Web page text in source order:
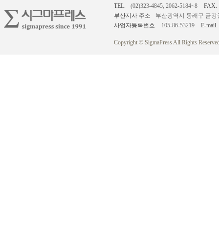
TEL.
(02)323-4845, 2062-5184~8
FAX.
부산지사 주소
부산광역시 동래구 금강
사업자등록번호
105-86-53219 E-mail.
Copyright © SigmaPress All Rights